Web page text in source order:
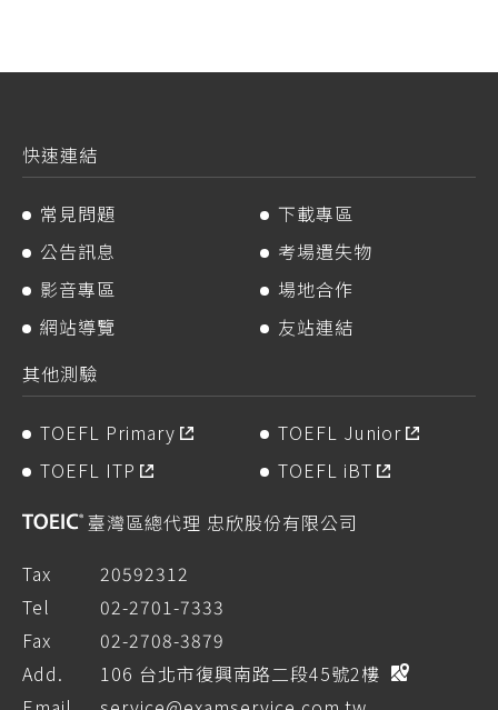
快速連結
常見問題
下載專區
公告訊息
考場遺失物
影音專區
場地合作
網站導覽
友站連結
其他測驗
TOEFL Primary
TOEFL Junior
TOEFL ITP
TOEFL iBT
臺灣區總代理 忠欣股份有限公司
Tax
20592312
Tel
02-2701-7333
Fax
02-2708-3879
Add.
106 台北市復興南路二段45號2樓